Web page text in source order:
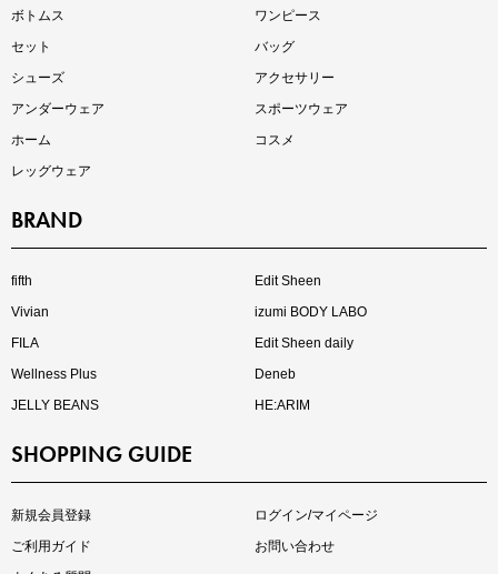
大人の着映えアイテム5選
ボトムス
ワンピース
セット
バッグ
シューズ
アクセサリー
アンダーウェア
スポーツウェア
ホーム
コスメ
レッグウェア
BRAND
fifth
Edit Sheen
Vivian
izumi BODY LABO
FILA
Edit Sheen daily
Wellness Plus
Deneb
JELLY BEANS
HE:ARIM
SHOPPING GUIDE
新規会員登録
ログイン/マイページ
ご利用ガイド
お問い合わせ